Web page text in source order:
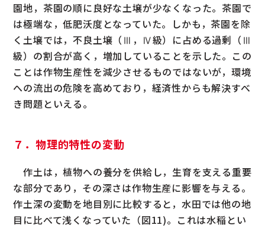
園地，茶園の順に良好な土壌が少なくなった。茶園で
は極端な，低肥沃度となっていた。しかも，茶園を除
く土壌では，不良土壌（Ⅲ，Ⅳ級）に占める過剰（Ⅲ
級）の割合が高く，増加していることを示した。この
ことは作物生産性を減少させるものではないが，環境
への流出の危険を高めており，経済性からも解決すべ
き問題といえる。
７．物理的特性の変動
作土は，植物への養分を供給し，生育を支える重要
な部分であり，その深さは作物生産に影響を与える。
作土深の変動を地目別に比較すると，水田では他の地
目に比べて浅くなっていた（図11)。これは水稲とい